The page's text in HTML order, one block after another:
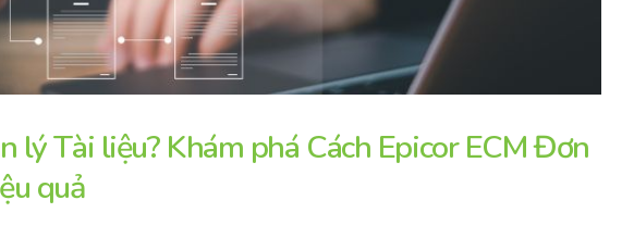
lý Tài liệu? Khám phá Cách Epicor ECM Đơn
quả